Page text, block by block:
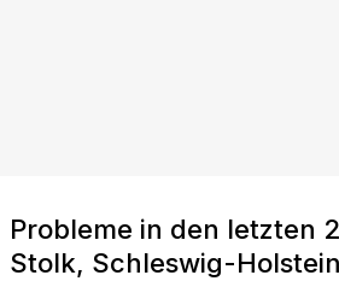
Probleme in den letzten
Stolk, Schleswig-Holstein